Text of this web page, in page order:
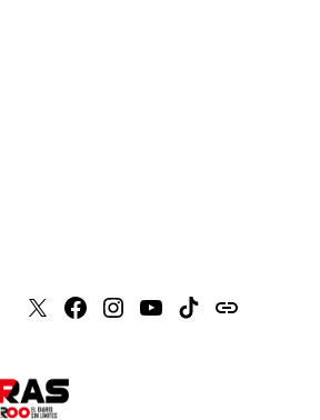
X Faceboook
Instagram
Youtube
Tiktokissuu